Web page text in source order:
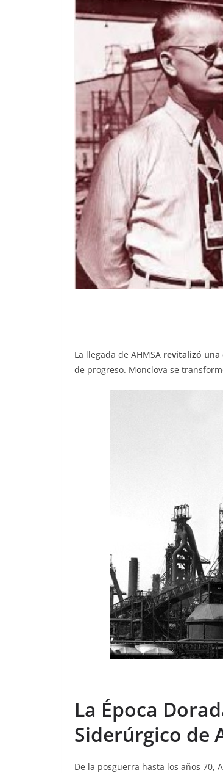
La llegada de AHMSA revitalizó
de progreso. Monclova se
La Época
Siderúrgico de
De la posguerra hasta los años 70,